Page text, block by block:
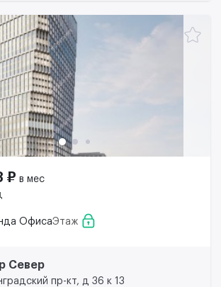
₽ в мес
ОфисаЭтаж
Север
пр-кт, д 36 к 13